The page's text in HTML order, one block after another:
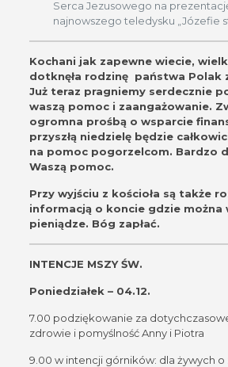
Serca Jezusowego na
najnowszego teledysku „Józefie
Kochani jak zapewne wiecie,
dotknęła rodzinę państwa Polak
Już teraz pragniemy serdecznie
waszą pomoc i zaangażowanie.
ogromna prośbą o wsparcie
przyszłą niedzielę będzie
na pomoc pogorzelcom. Bardzo
Waszą pomoc.
Przy wyjściu z kościoła są także
informacją o koncie gdzie można
pieniądze. Bóg zapłać.
INTENCJE MSZY ŚW.
Poniedziałek – 04.12.
7.00 podziękowanie za
zdrowie i pomyślność Anny i Piotra
9.00 w intencji górników: dla żywych o